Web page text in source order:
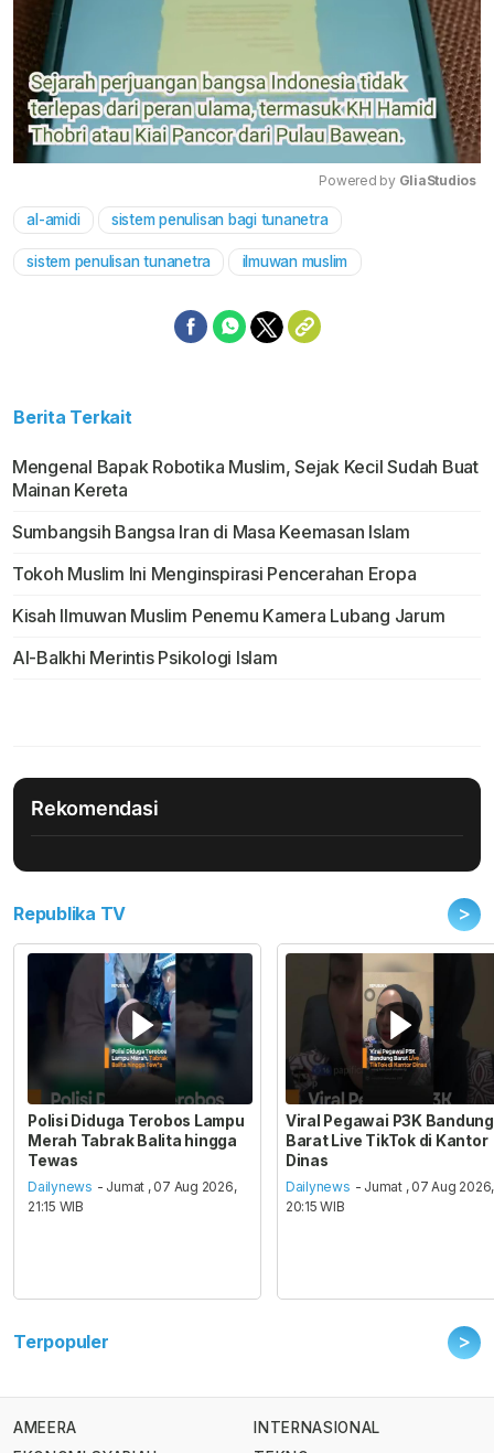
Powered by GliaStudios
al-amidi sistem penulisan bagi tunanetra
sistem penulisan tunanetra ilmuwan muslim
Berita Terkait
Mengenal Bapak Robotika Muslim, Sejak Kecil Sudah Buat
Mainan Kereta
Sumbangsih Bangsa Iran di Masa Keemasan Islam
Tokoh Muslim Ini Menginspirasi Pencerahan Eropa
Kisah Ilmuwan Muslim Penemu Kamera Lubang Jarum
Al-Balkhi Merintis Psikologi Islam
Rekomendasi
Republika TV >
Polisi Diduga Terobos Lampu
Merah Tabrak Balita hingga
Tewas
Dailynews - Jumat , 07 Aug 2026,
21:15 WIB
Viral Pegawai P3K Bandung
Barat Live TikTok di Kantor
Dinas
Dailynews - Jumat , 07 Aug 2026,
20:15 WIB
Terpopuler >
AMEERA
INTERNASIONAL